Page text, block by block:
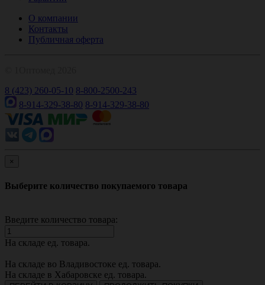
О компании
Контакты
Публичная оферта
8 (423) 260-05-10 8-800-2500-243
8-914-329-38-80 8-914-329-38-80
×
Выберите количество покупаемого товара
Введите количество товара:
На складе ед. товара.
На складе во Владивостоке ед. товара.
На складе в Хабаровске ед. товара.